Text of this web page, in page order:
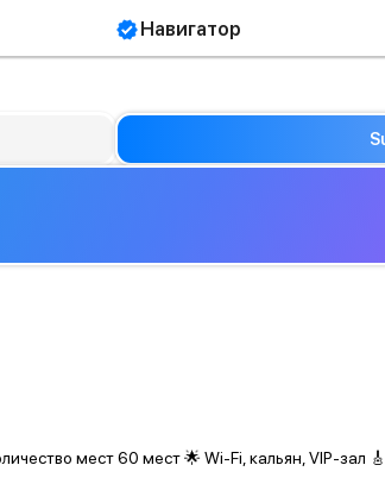
Навигатор
мест 60 мест 🌟 Wi-Fi, кальян, VIP-зал